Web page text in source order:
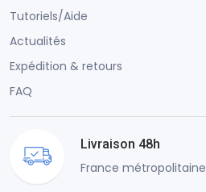
Tutoriels/Aide
Actualités
Expédition & retours
FAQ
Livraison 48h
France métropolitaine